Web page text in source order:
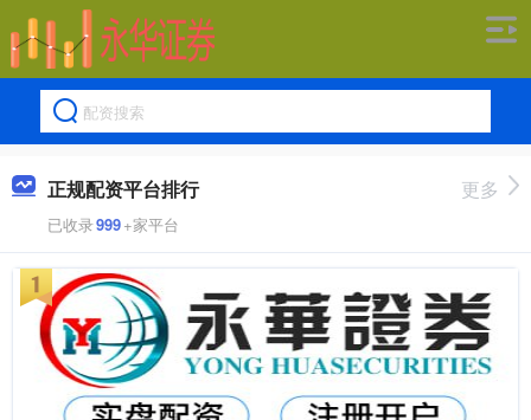
正规配资平台排行
已收录999+家平台
更多